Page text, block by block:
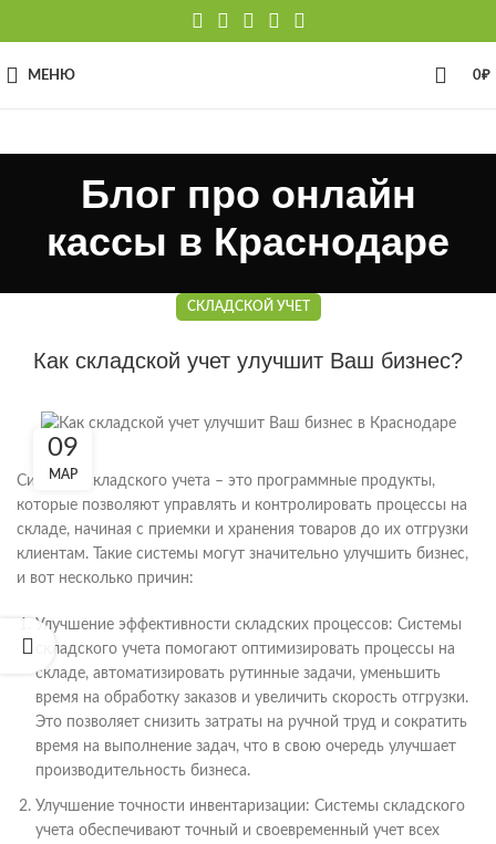
МЕНЮ 0₽
Блог про онлайн
кассы в Краснодаре
СКЛАДСКОЙ УЧЕТ
Как складской учет улучшит Ваш бизнес?
09
МАР
Системы складского учета – это программные продукты,
которые позволяют управлять и контролировать процессы на
складе, начиная с приемки и хранения товаров до их отгрузки
клиентам. Такие системы могут значительно улучшить бизнес,
и вот несколько причин:
Улучшение эффективности складских процессов: Системы
складского учета помогают оптимизировать процессы на
складе, автоматизировать рутинные задачи, уменьшить
время на обработку заказов и увеличить скорость отгрузки.
Это позволяет снизить затраты на ручной труд и сократить
время на выполнение задач, что в свою очередь улучшает
производительность бизнеса.
Улучшение точности инвентаризации: Системы складского
учета обеспечивают точный и своевременный учет всех